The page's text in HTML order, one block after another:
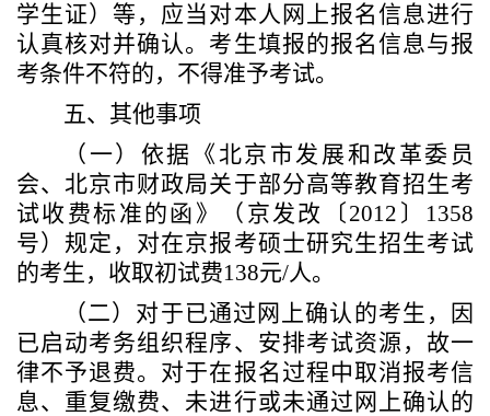
学生证）等，应当对本人网上报名信息进行
认真核对并确认。考生填报的报名信息与报
考条件不符的，不得准予考试。
五、其他事项
（一）依据《北京市发展和改革委员
会、北京市财政局关于部分高等教育招生考
试收费标准的函》（京发改〔 2012〕1358
号）规定，对在京报考硕士研究生招生考试
的考生，收取初试费138元/人。
（二）对于已通过网上确认的考生，因
已启动考务组织程序、安排考试资源，故一
律不予退费。对于在报名过程中取消报考信
息、重复缴费、未进行或未通过网上确认的